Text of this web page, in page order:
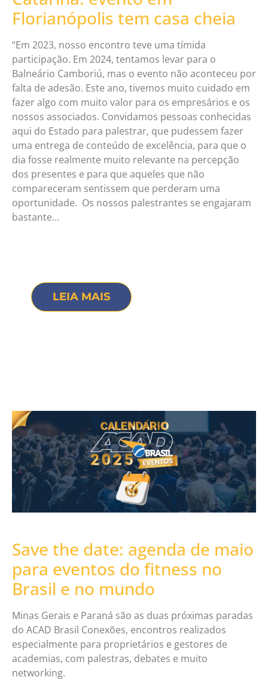
Florianópolis tem casa cheia
“Em 2023, nosso encontro teve uma tímida
participação. Em 2024, tentamos levar para o
Balneário Camboriú, mas o evento não aconteceu por
falta de adesão. Este ano, tivemos muito cuidado em
fazer algo com muito valor para os empresários e os
nossos associados. Convidamos pessoas conhecidas
aqui do Estado para palestrar, que pudessem fazer
uma entrega de conteúdo de excelência, para que o
dia fosse realmente muito relevante na percepção
dos presentes e para que aqueles que não
compareceram sentissem que perderam uma
oportunidade. Os nossos palestrantes se engajaram
bastante…
LEIA MAIS
Save the date: agenda de maio
para eventos do fitness no
Brasil e no mundo
Minas Gerais e Paraná são as duas próximas paradas
do ACAD Brasil Conexões, encontros realizados
especialmente para proprietários e gestores de
academias, com palestras, debates e muito
networking.